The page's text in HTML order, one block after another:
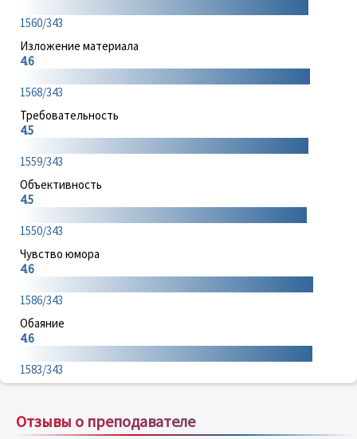
1560/343
Изложение материала
4.6
1568/343
Требовательность
4.5
1559/343
Объективность
4.5
1550/343
Чувство юмора
4.6
1586/343
Обаяние
4.6
1583/343
Отзывы о преподавателе